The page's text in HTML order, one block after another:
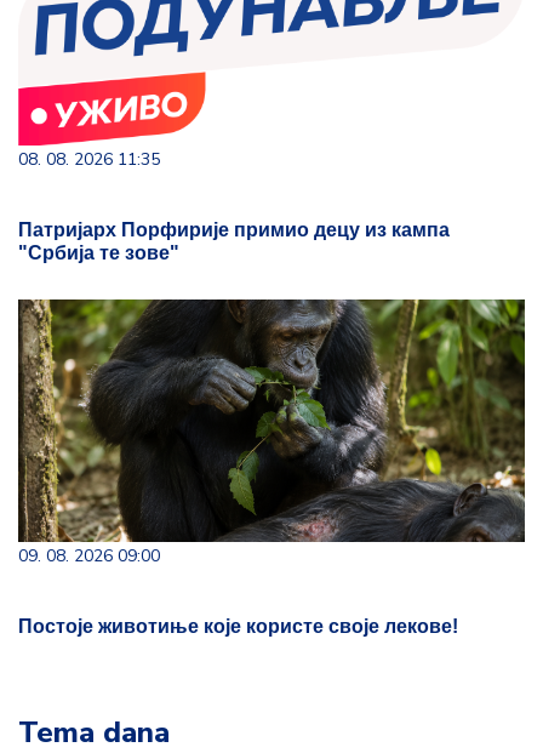
08. 08. 2026 11:35
Патријарх Порфирије примио децу из кампа
"Србија те зове"
09. 08. 2026 09:00
Постоје животиње које користе своје лекове!
Tema dana